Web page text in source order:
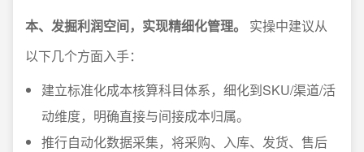
本、发掘利润空间，实现精细化管理。
实操中建议从
以下几个方面入手：
建立标准化成本核算科目体系，细化到SKU/渠道/活
动维度，明确直接与间接成本归属。
推行自动化数据采集，将采购、入库、发货、售后